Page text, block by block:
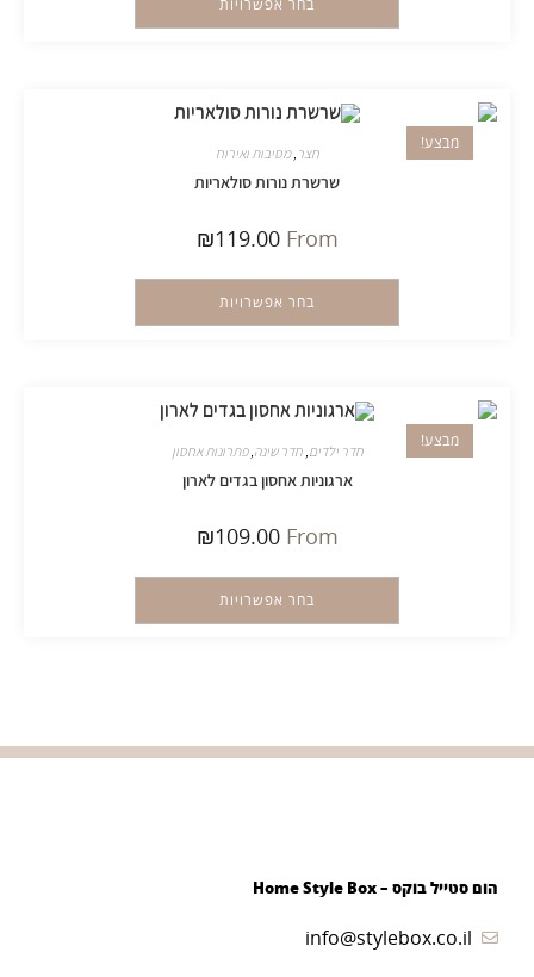
בחר אפשרויות
מבצע!
חצר ,מסיבות ואירוח
שרשרת נורות סולאריות
From
₪119.00
בחר אפשרויות
מבצע!
חדר ילדים,חדר שינה,פתרונות אחסון
ארגוניות אחסון בגדים לארון
From
₪109.00
בחר אפשרויות
הום סטייל בוקס – Home Style Box
info@stylebox.co.il